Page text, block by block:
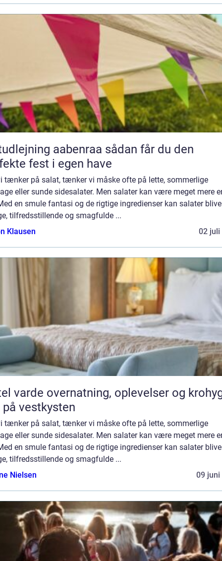
aabenraa sådan får du den
fest i egen have
tænker på salat, tænker vi måske ofte på lette, sommerlige
eller sunde sidesalater. Men salater kan være meget mere
en smule fantasi og de rigtige ingredienser kan salater
tilfredsstillende og smagfulde ...
Klausen
02 juli
oplevelser og krohygge
vestkysten
tænker på salat, tænker vi måske ofte på lette, sommerlige
eller sunde sidesalater. Men salater kan være meget mere
en smule fantasi og de rigtige ingredienser kan salater
tilfredsstillende og smagfulde ...
Nielsen
09 juni